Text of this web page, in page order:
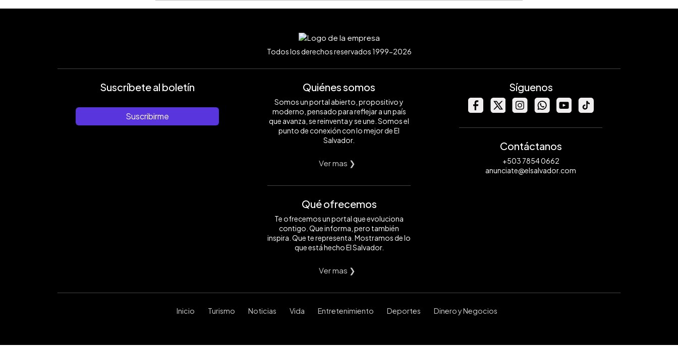
Todos los derechos reservados 1999-2026
Suscríbete al boletín
Suscribirme
Quiénes somos
Somos un portal abierto, propositivo y
moderno, pensado para reflejar a un país
que avanza, se reinventa y se une. Somos el
punto de conexión con lo mejor de El
Salvador.
Ver mas ❯
Qué ofrecemos
Te ofrecemos un portal que evoluciona
contigo. Que informa, pero también
inspira. Que te representa. Mostramos de lo
que está hecho El Salvador.
Ver mas ❯
Síguenos
Contáctanos
+503 7854 0662
anunciate@elsalvador.com
Inicio Turismo Noticias Vida Entretenimiento Deportes Dinero y Negocios